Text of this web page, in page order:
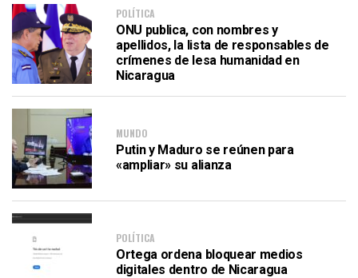
POLÍTICA
ONU publica, con nombres y
apellidos, la lista de responsables de
crímenes de lesa humanidad en
Nicaragua
MUNDO
Putin y Maduro se reúnen para
«ampliar» su alianza
POLÍTICA
Ortega ordena bloquear medios
digitales dentro de Nicaragua